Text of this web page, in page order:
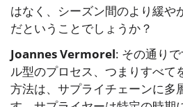
はなく、シーズン間のより緩や
だということでしょうか？
Joannes Vermorel: その通り
ル型のプロセス、つまりすべて
方法は、サプライチェーンに多